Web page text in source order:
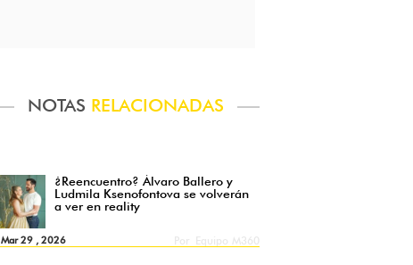
NOTAS RELACIONADAS
¿Reencuentro? Álvaro Ballero y
Ludmila Ksenofontova se volverán
a ver en reality
Mar 29 , 2026